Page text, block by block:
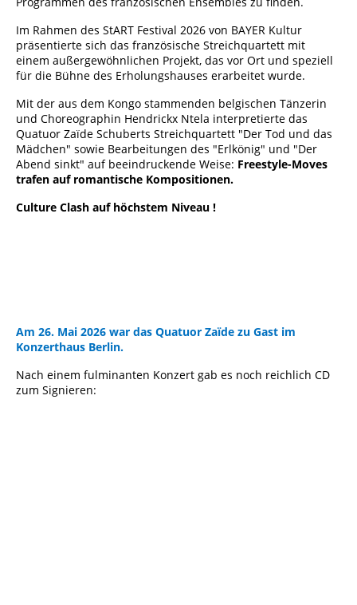
Im Rahmen des StART Festival 2026 von BAYER Kultur
präsentierte sich das französische Streichquartett mit
einem außergewöhnlichen Projekt, das vor Ort und speziell
für die Bühne des Erholungshauses erarbeitet wurde.
Mit der aus dem Kongo stammenden belgischen Tänzerin
und Choreographin Hendrickx Ntela interpretierte das
Quatuor Zaïde Schuberts Streichquartett "Der Tod und das
Mädchen" sowie Bearbeitungen des "Erlkönig" und "Der
Abend sinkt" auf beeindruckende Weise: Freestyle-Moves
trafen auf romantische Kompositionen.
Culture Clash auf höchstem Niveau !
Am 26. Mai 2026 war das Quatuor Zaïde zu Gast im
Konzerthaus Berlin.
Nach einem fulminanten Konzert gab es noch reichlich CD
zum Signieren: